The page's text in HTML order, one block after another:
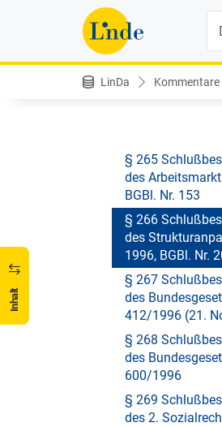
LinDa Kommentare
Inhalt
132/1995
§ 263
BGBl. Nr. 297/
§ 265
des
BGBl. Nr. 153
§ 266
des
1996, BGBl. Nr.
§ 267
des
412/1996 (21.
§ 268
des
600/1996
§ 269
des 2.